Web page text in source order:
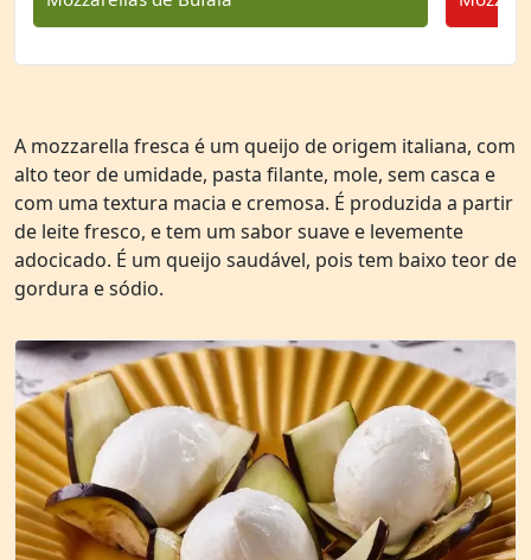
A mozzarella fresca é um queijo de origem italiana, com
alto teor de umidade, pasta filante, mole, sem casca e
com uma textura macia e cremosa. É produzida a partir
de leite fresco, e tem um sabor suave e levemente
adocicado. É um queijo saudável, pois tem baixo teor de
gordura e sódio.